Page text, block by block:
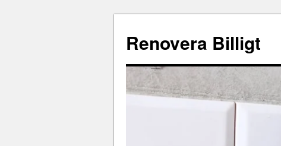
Renovera Billigt